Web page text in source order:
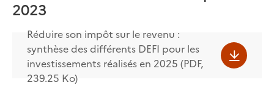
2023
Réduire son impôt sur le revenu :
synthèse des différents DEFI pour les
investissements réalisés en 2025 (PDF,
239.25 Ko)